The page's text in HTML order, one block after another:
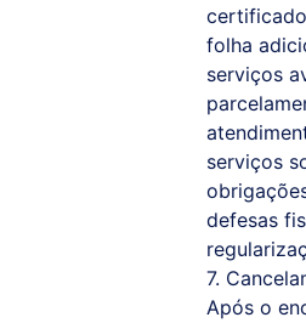
folha
serviços
serviços
defesas
7.
Após o